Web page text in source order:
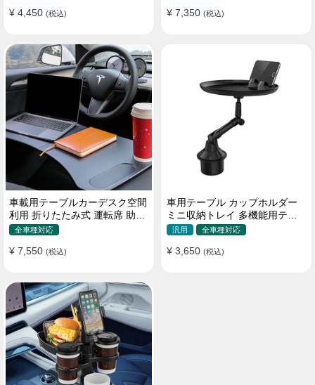
¥ 4,450 (税込) ¥ 7,350 (税込)
車載用テーブルカーデスク空間
利用 折りたたみ式 運転席 助手
席 多機能 滑り止め 安定
全車種対応
¥ 7,550 (税込)
車用テーブル カップホルダー
ミニ収納トレイ 多機能用テー
ブル 食事 物置き用 高品質
汎用 全車種対応
¥ 3,650 (税込)